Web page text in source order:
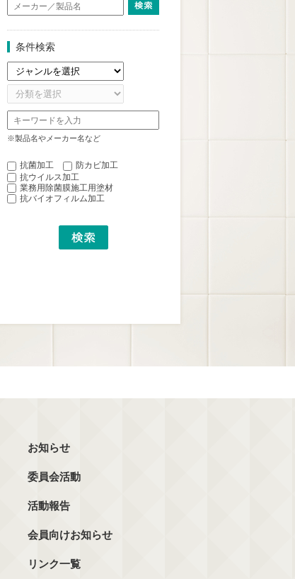
条件検索
※製品名やメーカー名など
抗菌加工
防カビ加工
抗ウイルス加工
業務用除菌膜施工用塗材
抗バイオフィルム加工
お知らせ
委員会活動
活動報告
会員向けお知らせ
リンク一覧